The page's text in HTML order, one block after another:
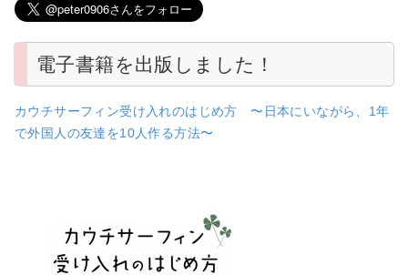
電子書籍を出版しました！
カウチサーフィン受け入れのはじめ方 〜日本にいながら、1年
で外国人の友達を10人作る方法〜